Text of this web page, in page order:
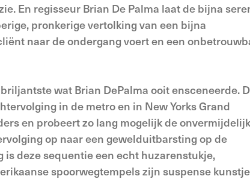
En regisseur Brian De Palma laat de bijna
pronkerige vertolking van een bijna
naar de ondergang voert en een
wat Brian DePalma ooit ensceneerde.
in de metro en in New Yorks Grand
en probeert zo lang mogelijk de
op naar een gewelduitbarsting op de
deze sequentie een echt huzarenstukje,
spoorwegtempels zijn suspense